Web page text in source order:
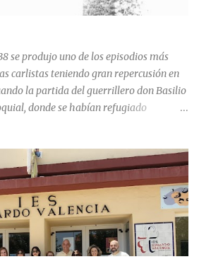
se produjo uno de los episodios más
carlistas teniendo gran repercusión en
la partida del guerrillero don Basilio
donde se habían refugiado
bando Carlista. Según Madoz, murieron
heroicamente muriendo como
presa de las llamas todo ese crecido
y otro sexo, dignos de mejor suerte y
algo simbólico sobre este hecho?
“La gran desconocida y olvidada”
el último cuarto del siglo XV y primero